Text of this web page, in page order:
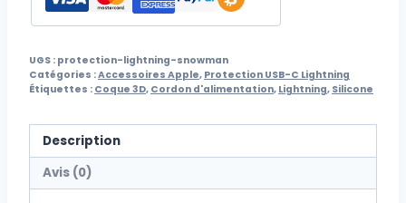
UGS : protection-lightning-snowman
Catégories :Accessoires Apple, Protection USB-C Lightning
Étiquettes : Coque 3D, Cordon d'alimentation, Lightning, Silicone
Description
Avis (0)